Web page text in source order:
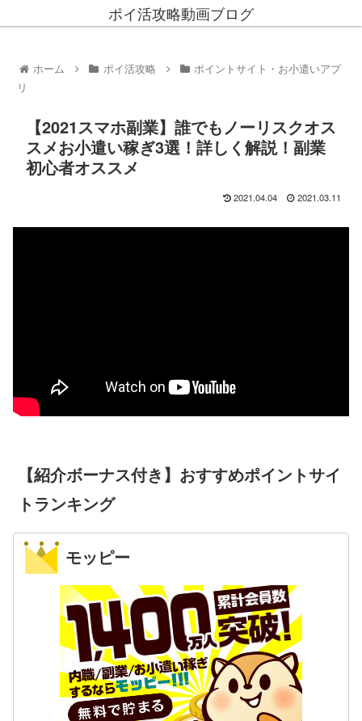
ポイ活攻略動画ブログ
ホーム ポイ活攻略
ポイントサイト・お小遣いアプ
リ
【2021スマホ副業】誰でもノーリスクオス
スメお小遣い稼ぎ3選！詳しく解説！副業
初心者オススメ
2021.04.04 2021.03.11
【紹介ボーナス付き】おすすめポイントサイ
トランキング
モッピー